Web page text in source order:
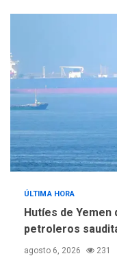
ÚLTIMA HORA
Hutíes de Yemen
petroleros
agosto 6, 2026 231